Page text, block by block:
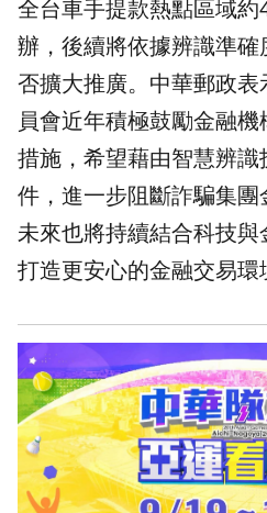
全台車手提款熱點區域
辦，後續將依據辨識準
否擴大推廣。中華郵政
員會近年積極鼓勵金融
措施，希望藉由智慧辨
件，進一步阻斷詐騙集
未來也將持續結合科技與
打造更安心的金融交易環